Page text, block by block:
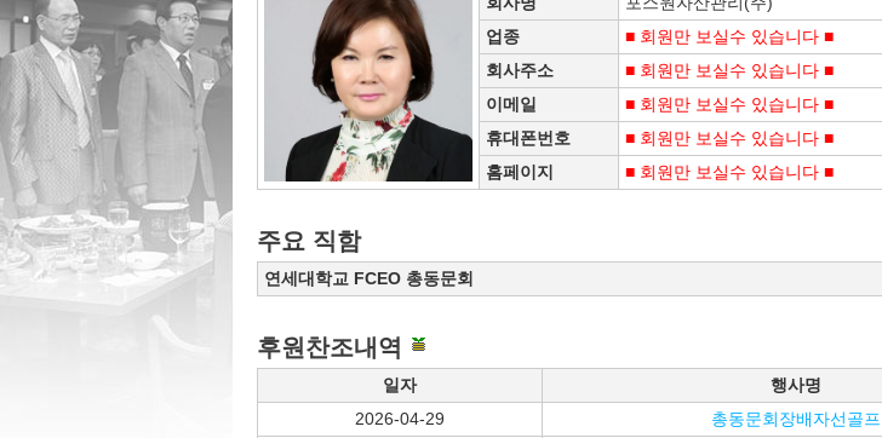
업종
■ 회원만 보실수 있습니다 ■
회사주소
■ 회원만 보실수 있습니다 ■
이메일
■ 회원만 보실수 있습니다 ■
휴대폰번호
■ 회원만 보실수 있습니다 ■
홈페이지
■ 회원만 보실수 있습니다 ■
주요 직함
연세대학교 FCEO 총동문회
후원찬조내역
일자 행사명
2026-04-29
총동문회장배자선골프